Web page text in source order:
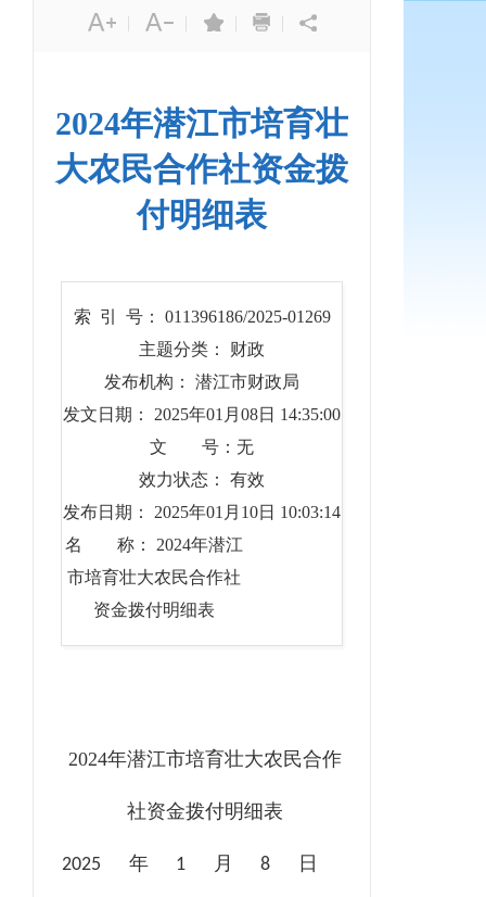
| | | |
2024年潜江市培育壮
大农民合作社资金拨
付明细表
索 引 号： 011396186/2025-01269
主题分类： 财政
发布机构： 潜江市财政局
发文日期： 2025年01月08日 14:35:00
文 号：无
效力状态： 有效
发布日期： 2025年01月10日 10:03:14
名 称： 2024年潜江
市培育壮大农民合作社
资金拨付明细表
2024年潜江市培育壮大农民合作
社资金拨付明细表
2025 年 1 月8 日